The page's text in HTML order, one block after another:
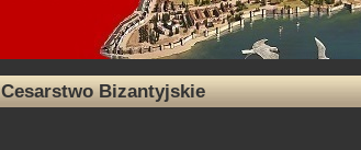
Cesarstwo Bizantyjskie